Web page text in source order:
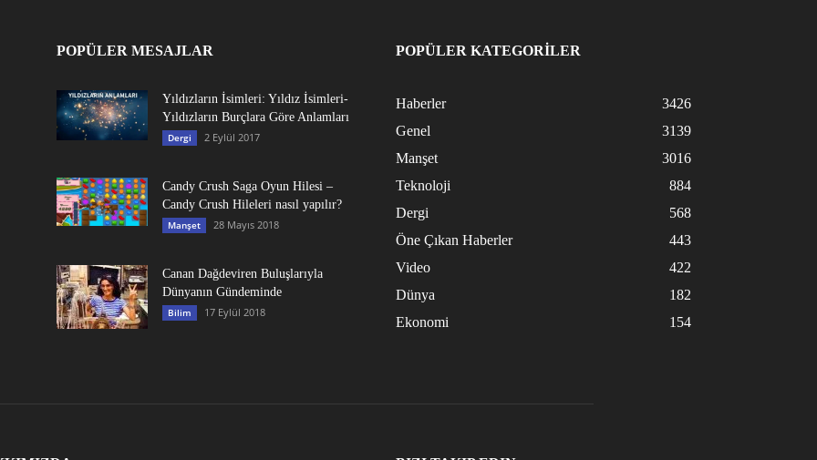
POPÜLER MESAJLAR
Yıldızların İsimleri: Yıldız İsimleri-
Yıldızların Burçlara Göre Anlamları
Dergi 2 Eylül 2017
Candy Crush Saga Oyun Hilesi –
Candy Crush Hileleri nasıl yapılır?
Manşet 28 Mayıs 2018
Canan Dağdeviren Buluşlarıyla
Dünyanın Gündeminde
Bilim 17 Eylül 2018
POPÜLER KATEGORİLER
Haberler
3426
Genel
3139
Manşet
3016
Teknoloji
884
Dergi
568
Öne Çıkan Haberler
443
Video
422
Dünya
182
Ekonomi
154